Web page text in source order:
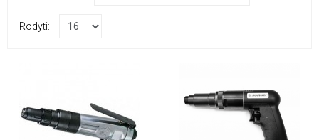
Rodyti: